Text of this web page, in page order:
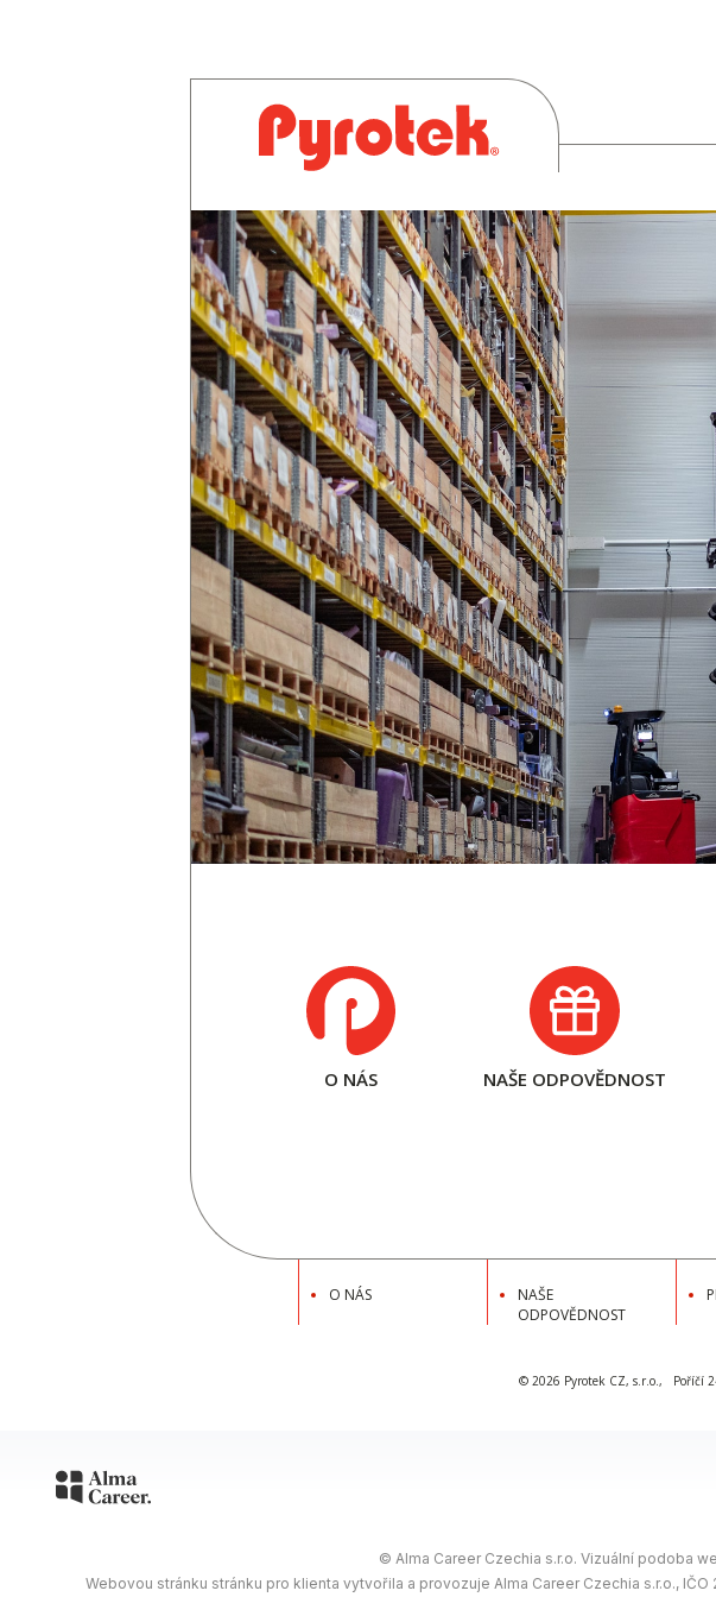
Pyrotek
O NÁS NAŠE ODPOVĚDNOST
O NÁS
NAŠE
ODPOVĚDNOST
© 2026 Pyrotek CZ, s.r.o., Poříčí
© Alma Career Czechia s.r.o. Vizuální podoba
Webovou stránku stránku pro klienta vytvořila a provozuje Alma Career Czechia s.r.o.,